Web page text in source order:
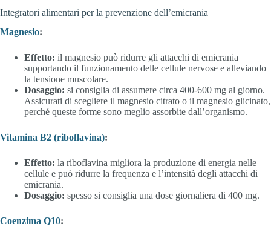
Integratori alimentari per la prevenzione dell’emicrania
Magnesio:
Effetto: il magnesio può ridurre gli attacchi di emicrania
supportando il funzionamento delle cellule nervose e alleviando
la tensione muscolare.
Dosaggio: si consiglia di assumere circa 400-600 mg al giorno.
Assicurati di scegliere il magnesio citrato o il magnesio glicinato,
perché queste forme sono meglio assorbite dall’organismo.
Vitamina B2 (riboflavina):
Effetto: la riboflavina migliora la produzione di energia nelle
cellule e può ridurre la frequenza e l’intensità degli attacchi di
emicrania.
Dosaggio: spesso si consiglia una dose giornaliera di 400 mg.
Coenzima Q10: